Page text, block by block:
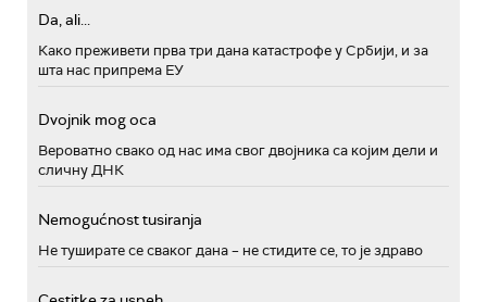
Da, ali...
Како преживети прва три дана катастрофе у Србији, и за
шта нас припрема ЕУ
Dvojnik mog oca
Вероватно свако од нас има свог двојника са којим дели и
сличну ДНК
Nemogućnost tusiranja
Не туширате се сваког дана – не стидите се, то је здраво